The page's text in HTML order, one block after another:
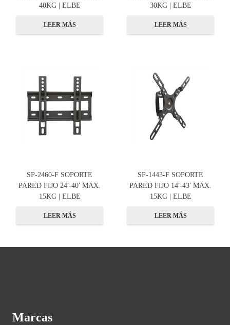
40KG | ELBE
LEER MÁS
30KG | ELBE
LEER MÁS
SP-2460-F SOPORTE
PARED FIJO 24′-40′ MAX.
15KG | ELBE
LEER MÁS
SP-1443-F SOPORTE
PARED FIJO 14′-43′ MAX.
15KG | ELBE
LEER MÁS
Marcas